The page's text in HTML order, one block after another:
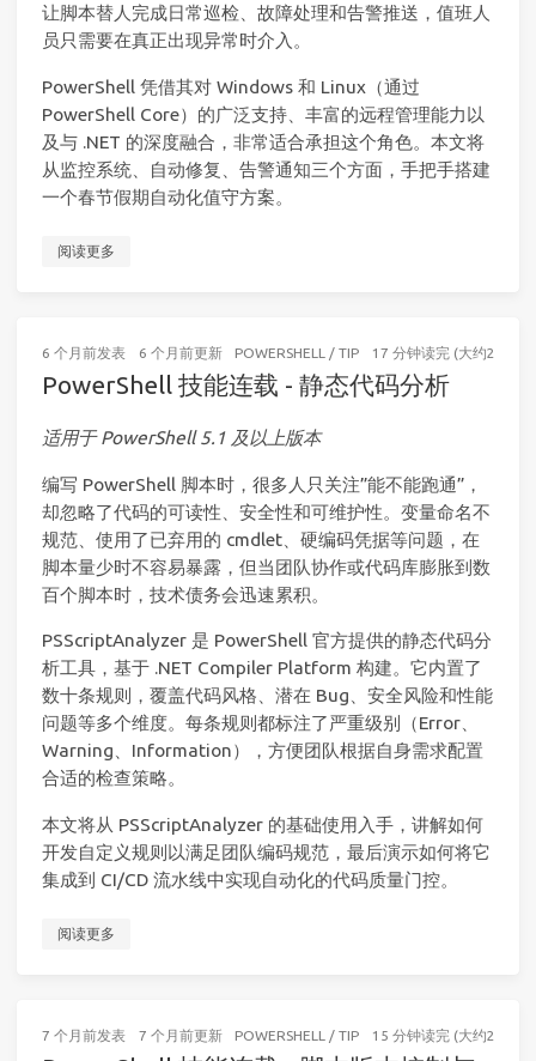
让脚本替人完成日常巡检、故障处理和告警推送，值班人
员只需要在真正出现异常时介入。
PowerShell 凭借其对 Windows 和 Linux（通过
PowerShell Core）的广泛支持、丰富的远程管理能力以
及与 .NET 的深度融合，非常适合承担这个角色。本文将
从监控系统、自动修复、告警通知三个方面，手把手搭建
一个春节假期自动化值守方案。
阅读更多
6 个月前发表 6 个月前更新 POWERSHELL / TIP 17 分钟读完 (大约2498
PowerShell 技能连载 - 静态代码分析
适用于 PowerShell 5.1 及以上版本
编写 PowerShell 脚本时，很多人只关注”能不能跑通”，
却忽略了代码的可读性、安全性和可维护性。变量命名不
规范、使用了已弃用的 cmdlet、硬编码凭据等问题，在
脚本量少时不容易暴露，但当团队协作或代码库膨胀到数
百个脚本时，技术债务会迅速累积。
PSScriptAnalyzer 是 PowerShell 官方提供的静态代码分
析工具，基于 .NET Compiler Platform 构建。它内置了
数十条规则，覆盖代码风格、潜在 Bug、安全风险和性能
问题等多个维度。每条规则都标注了严重级别（Error、
Warning、Information），方便团队根据自身需求配置
合适的检查策略。
本文将从 PSScriptAnalyzer 的基础使用入手，讲解如何
开发自定义规则以满足团队编码规范，最后演示如何将它
集成到 CI/CD 流水线中实现自动化的代码质量门控。
阅读更多
7 个月前发表 7 个月前更新 POWERSHELL / TIP 15 分钟读完 (大约2283